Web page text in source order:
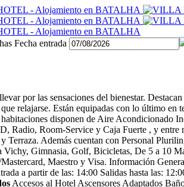
Fecha entrada
por las sensaciones del bienestar.
relajarse. Están equipadas con lo último
disponen de Aire Acondicionado
Room-Service y Caja Fuerte , y entre
Terraza. Además cuentan con Personal
Gimnasia, Golf, Bicicletas, De 5 a 10
Maestro y Visa. Información
a partir de las: 14:00 Salidas hasta las:
Accesos al Hotel Ascensores Adaptados